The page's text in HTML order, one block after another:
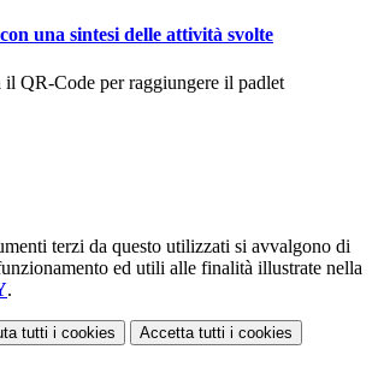
una sintesi delle attività svolte
il QR-Code per raggiungere il padlet
terzi da questo utilizzati si avvalgono di
ed utili alle finalità illustrate nella
.
tutti i cookies Accetta tutti i cookies